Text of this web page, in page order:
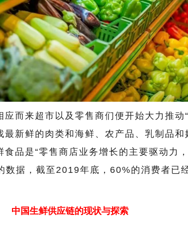
而来超市以及零售商们便开始大力推动
最新鲜的肉类和海鲜、农产品、乳制品
品是“零售商店业务增长的主要驱动力
数据，截至2019年底，60%的消费者已
中国生鲜供应链的现状与探索